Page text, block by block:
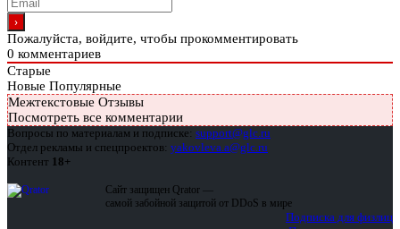
Пожалуйста, войдите, чтобы прокомментировать
0 комментариев
Старые
Новые Популярные
Межтекстовые Отзывы
Посмотреть все комментарии
Вопросы по материалам и подписке: support@glc.ru
Отдел рекламы и спецпроектов: yakovleva.a@glc.ru
Контент 18+
Сайт защищен Qrator —
самой забойной защитой от DDoS в мире
Подписка для физлиц